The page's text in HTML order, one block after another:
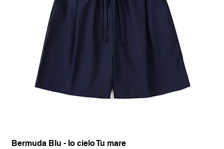
Bermuda Blu - Io cielo Tu mare